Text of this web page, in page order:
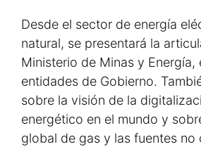
Desde el sector de energía
natural, se presentará la
Ministerio de Minas y Energía,
entidades de Gobierno.
sobre la visión de la
energético en el mundo y
global de gas y las fuentes no